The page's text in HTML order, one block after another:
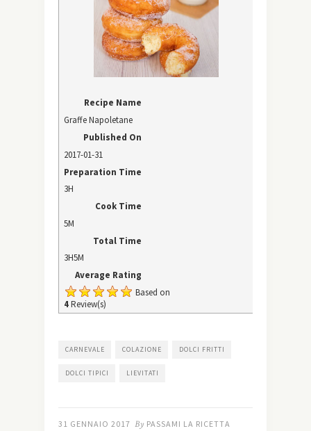
Recipe Name
Graffe Napoletane
Published On
2017-01-31
Preparation Time
3H
Cook Time
5M
Total Time
3H5M
Average Rating
Based on
4 Review(s)
CARNEVALE COLAZIONE DOLCI FRITTI
DOLCI TIPICI LIEVITATI
31 GENNAIO 2017 By PASSAMI LA RICETTA